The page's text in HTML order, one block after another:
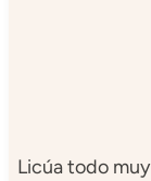
Licúa todo